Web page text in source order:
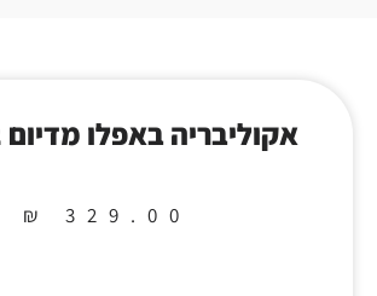
אקוליבריה באפלו מדיום 12 ק"ג
₪ 329.00